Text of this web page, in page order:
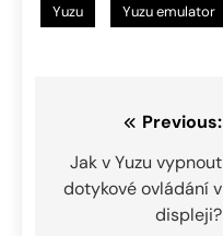
Yuzu Yuzu emulator
Navigace
pro
příspěvek
Previous:
Jak v Yuzu vypnout
dotykové ovládání v
displeji?